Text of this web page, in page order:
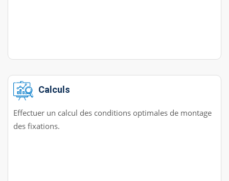
Calculs
Effectuer un calcul des conditions optimales de montage
des fixations.